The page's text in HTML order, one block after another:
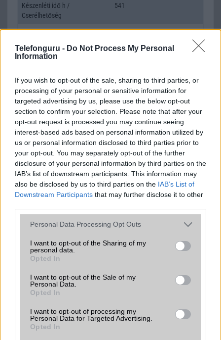
Telefonguru - Do Not Process My Personal
Information
If you wish to opt-out of the sale, sharing to third parties, or
processing of your personal or sensitive information for
targeted advertising by us, please use the below opt-out
section to confirm your selection. Please note that after your
opt-out request is processed you may continue seeing
interest-based ads based on personal information utilized by
us or personal information disclosed to third parties prior to
your opt-out. You may separately opt-out of the further
disclosure of your personal information by third parties on the
IAB’s list of downstream participants. This information may
also be disclosed by us to third parties on the IAB’s List of
Downstream Participants that may further disclose it to other
Please note that this website/app uses one or more Google
not limited to your visit or usage behaviour. You may click to
grant or deny consent to Google and its third-party tags to
use your data for below specified purposes in below Google
consent section.
Personal Data Processing Opt Outs
I want to opt-out of the Sharing of my
personal data.
Opted In
I want to opt-out of the Sale of my
Personal Data.
Opted In
I want to opt-out of processing my
Personal Data for Targeted Advertising.
Opted In
Készenléti idő h /
Cserélhetőség
541
Beszélgetési idő h /
11
Java Nincs
Flash/ Ujjlenyomat olvasó Nincs
alap szolgáltatás
Organizer alap szolgáltatás
T9 szótár alkalmazás független szótár
Office alkalmazások de = Document viewer & editor
Iránytũ ecompass
EGYÉB
Vibra jelzés Van
SIM típus
SIM-ek száma 1
Flight mode
Terület Verizon Wireless (USA)